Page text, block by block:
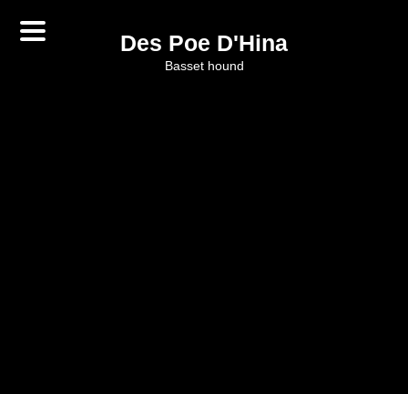
Des Poe D'Hina
basset hound